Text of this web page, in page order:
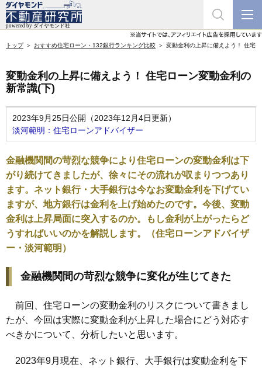
トップ おすすめ住宅ローン・132銀行ランキング比較 変動金利の上昇に備えよう！ 住宅
変動金利の上昇に備えよう！ 住宅ローン変動金利の
新常識(下)
2023年9月25日公開（2023年12月4日更新）
淡河範明：住宅ローンアドバイザー
金融機関間の苛烈な競争により住宅ローンの変動金利は下
がり続けてきましたが、徐々にその流れが収まりつつあり
ます。ネット銀行・大手銀行は今なお変動金利を下げてい
ますが、地方銀行は金利を上げ始めたのです。今後、変動
金利は上昇局面に突入するのか。もし金利が上がったらど
うすればいいのかを解説します。（住宅ローンアドバイザ
ー・淡河範明）
金融機関間の苛烈な競争に変化が生じてきた
前回
、住宅ローンの変動金利のリスクについて書きまし
たが、今回は実際に変動金利が上昇した場合にどう対応す
べきかについて、分析したいと思います。
2023年9月現在、ネット銀行、大手銀行は変動金利を下